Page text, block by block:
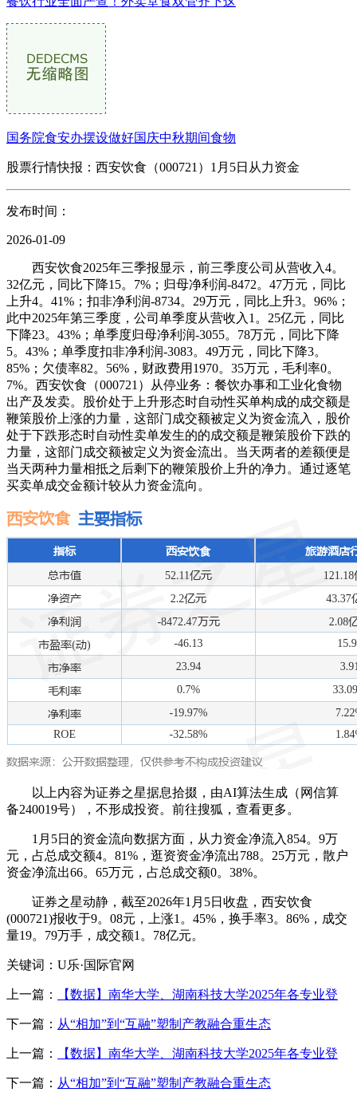
国务院食安办摆设做好国庆中秋期间食物
股票行情快报：西安饮食（000721）1月5日从力资金
发布时间：
2026-01-09
西安饮食2025年三季报显示，前三季度公司从营收入4。
32亿元，同比下降15。7%；归母净利润-8472。47万元，同比
上升4。41%；扣非净利润-8734。29万元，同比上升3。96%；
此中2025年第三季度，公司单季度从营收入1。25亿元，同比
下降23。43%；单季度归母净利润-3055。78万元，同比下降
5。43%；单季度扣非净利润-3083。49万元，同比下降3。
85%；欠债率82。56%，财政费用1970。35万元，毛利率0。
7%。西安饮食（000721）从停业务：餐饮办事和工业化食物
出产及发卖。股价处于上升形态时自动性买单构成的成交额是
鞭策股价上涨的力量，这部门成交额被定义为资金流入，股价
处于下跌形态时自动性卖单发生的的成交额是鞭策股价下跌的
力量，这部门成交额被定义为资金流出。当天两者的差额便是
当天两种力量相抵之后剩下的鞭策股价上升的净力。通过逐笔
买卖单成交金额计较从力资金流向。
以上内容为证券之星据息拾掇，由AI算法生成（网信算
备240019号），不形成投资。前往搜狐，查看更多。
1月5日的资金流向数据方面，从力资金净流入854。9万
元，占总成交额4。81%，逛资资金净流出788。25万元，散户
资金净流出66。65万元，占总成交额0。38%。
证券之星动静，截至2026年1月5日收盘，西安饮食
(000721)报收于9。08元，上涨1。45%，换手率3。86%，成交
量19。79万手，成交额1。78亿元。
关键词：U乐·国际官网
上一篇： 【数据】南华大学、湖南科技大学2025年各专业登
下一篇： 从“相加”到“互融”塑制产教融合重生态
上一篇： 【数据】南华大学、湖南科技大学2025年各专业登
下一篇： 从“相加”到“互融”塑制产教融合重生态